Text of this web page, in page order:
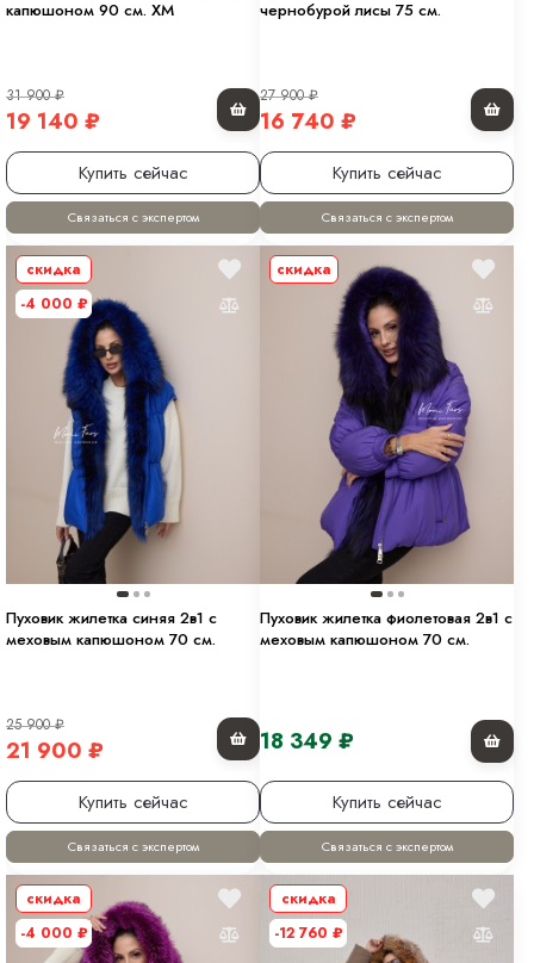
капюшоном 90 см. ХМ
31 900₽
19 140 ₽
Купить сейчас
Связаться с экспертом
чернобурой лисы 75 см.
27 900₽
16 740 ₽
Купить сейчас
Связаться с экспертом
скидка
-4 000 ₽
Пуховик жилетка синяя 2в1 с
меховым капюшоном 70 см.
25 900₽
21 900 ₽
Купить сейчас
Связаться с экспертом
скидка
Пуховик жилетка фиолетовая 2в1 с
меховым капюшоном 70 см.
18 349 ₽
Купить сейчас
Связаться с экспертом
скидка
-4 000 ₽
скидка
-12 760 ₽